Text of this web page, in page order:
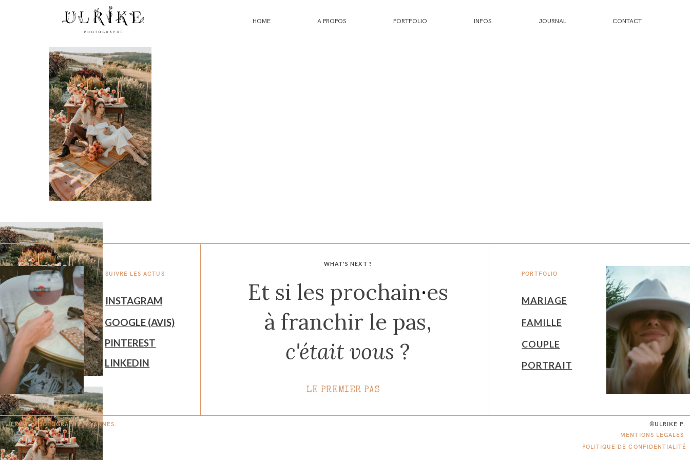
HOME A PROPOS PORTFOLIO INFOS JOURNAL CONTACT
WHAT'S NEXT ?
PORTFOLIO
SUIVRE LES ACTUS
Et si les prochain·es
à franchir le pas,
c'était vous ?
MARIAGE
INSTAGRAM
GOOGLE (AVIS)
FAMILLE
PINTEREST COUPLE
LINKEDIN PORTRAIT
LE PREMIER PAS
©ULRIKE P.
ULRIKE. PHOTOGRAPHE ÀVANNES.
MENTIONS LÉGALES
POLITIQUE DE CONFIDENTIALITÉ